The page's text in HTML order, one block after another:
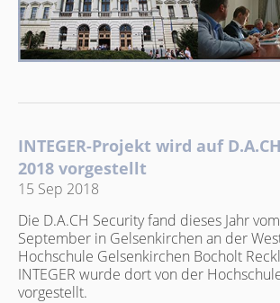
INTEGER-Projekt wird auf
2018 vorgestellt
15 Sep 2018
Die D.A.CH Security fand dieses Jahr
September in Gelsenkirchen an der
Hochschule Gelsenkirchen Bocholt
INTEGER wurde dort von der
vorgestellt.